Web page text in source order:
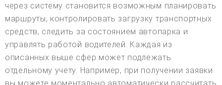
через систему становится возможным планировать
маршруты, контролировать загрузку транспортных
средств, следить за состоянием автопарка и
управлять работой водителей. Каждая из
описанных выше сфер может подлежать
отдельному учету. Например, при получении заявки
вы можете моментально автоматически рассчитать